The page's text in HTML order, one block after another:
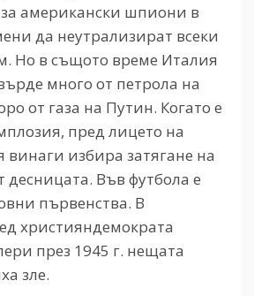
американски шпиони в
да неутрализират всеки
Но в същото време Италия
много от петрола на
от газа на Путин. Когато е
пред лицето на
винаги избира затягане на
десницата. Във футбола е
първенства. В
християндемократа
през 1945 г. нещата
зле.